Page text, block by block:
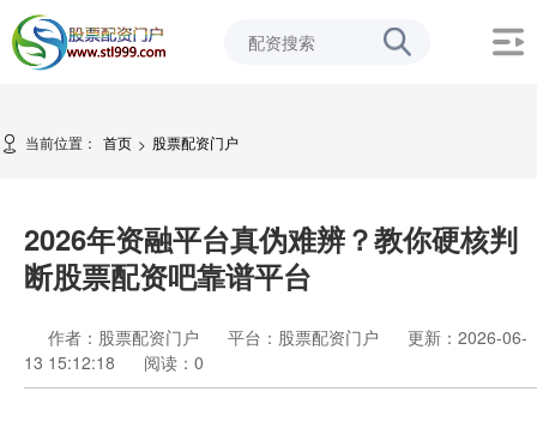
当前位置： 首页 > 股票配资门户
2026年资融平台真伪难辨？教你硬核判
断股票配资吧靠谱平台
作者：股票配资门户 平台：股票配资门户
更新：2026-06-
13 15:12:18
阅读： 0